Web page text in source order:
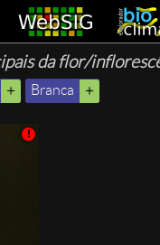
da flor/
Branca
!